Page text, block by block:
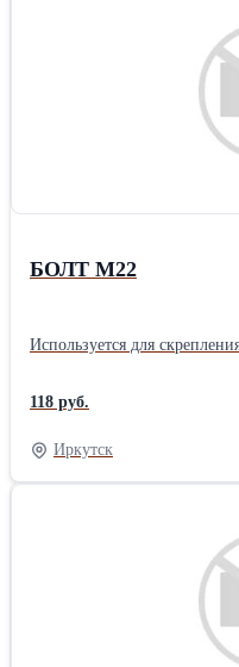
БОЛТ М22
Используется для
118 руб.
Иркутск